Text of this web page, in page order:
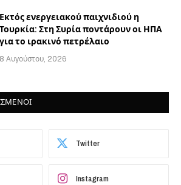
Εκτός ενεργειακού παιχνιδιού η
Τουρκία: Στη Συρία ποντάρουν οι ΗΠΑ
για το ιρακινό πετρέλαιο
8 Αυγούστου, 2026
Twitter
Instagram